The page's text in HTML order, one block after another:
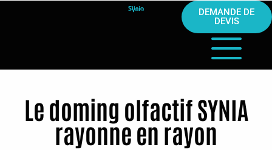
DEMANDE DE
DEVIS
Le doming olfactif SYNIA
rayonne en rayon